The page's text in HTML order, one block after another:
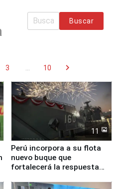
Buscar
3 10 chevron_right
11
Perú incorpora a su flota
nuevo buque que
fortalecerá la respuesta